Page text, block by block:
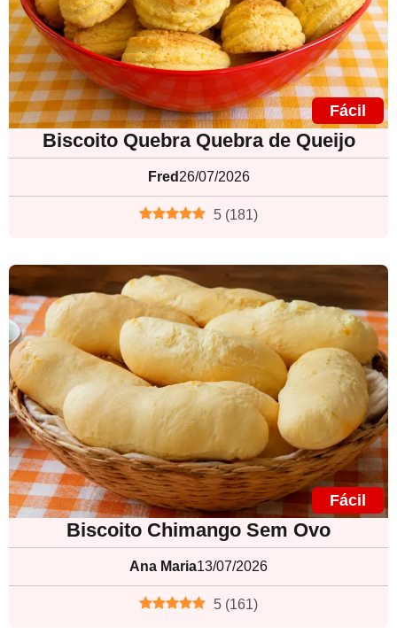
Fácil
Biscoito Quebra Quebra de Queijo
Fred 26/07/2026
5 (181)
Fácil
Biscoito Chimango Sem Ovo
Ana Maria13/07/2026
5 (161)